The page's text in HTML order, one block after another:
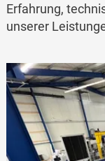
Erfahrung,
unserer